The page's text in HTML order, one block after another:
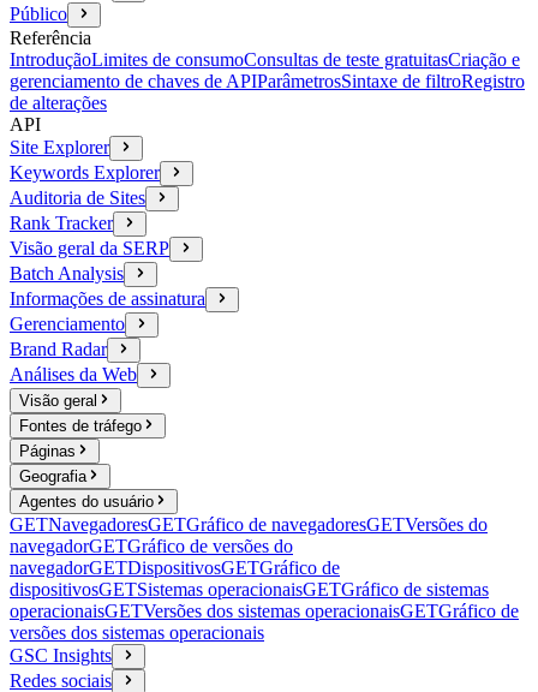
Público
Referência
IntroduçãoLimites de consumoConsultas de teste gratuitasCriação e
gerenciamento de chaves de APIParâmetrosSintaxe de filtroRegistro
de alterações
API
Site Explorer
Keywords Explorer
Auditoria de Sites
Rank Tracker
Visão geral da SERP
Batch Analysis
Informações de assinatura
Gerenciamento
Brand Radar
Análises da Web
Visão geral
Fontes de tráfego
Páginas
Geografia
Agentes do usuário
GETNavegadoresGETGráfico de navegadoresGETVersões do
navegadorGETGráfico de versões do
navegadorGETDispositivosGETGráfico de
dispositivosGETSistemas operacionaisGETGráfico de sistemas
operacionaisGETVersões dos sistemas operacionaisGETGráfico de
versões dos sistemas operacionais
GSC Insights
Redes sociais